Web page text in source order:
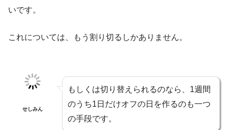
いです。
これについては、もう割り切るしかありません。
せしみん
もしくは切り替えられるのなら、1週間
のうち1日だけオフの日を作るのも一つ
の手段です。